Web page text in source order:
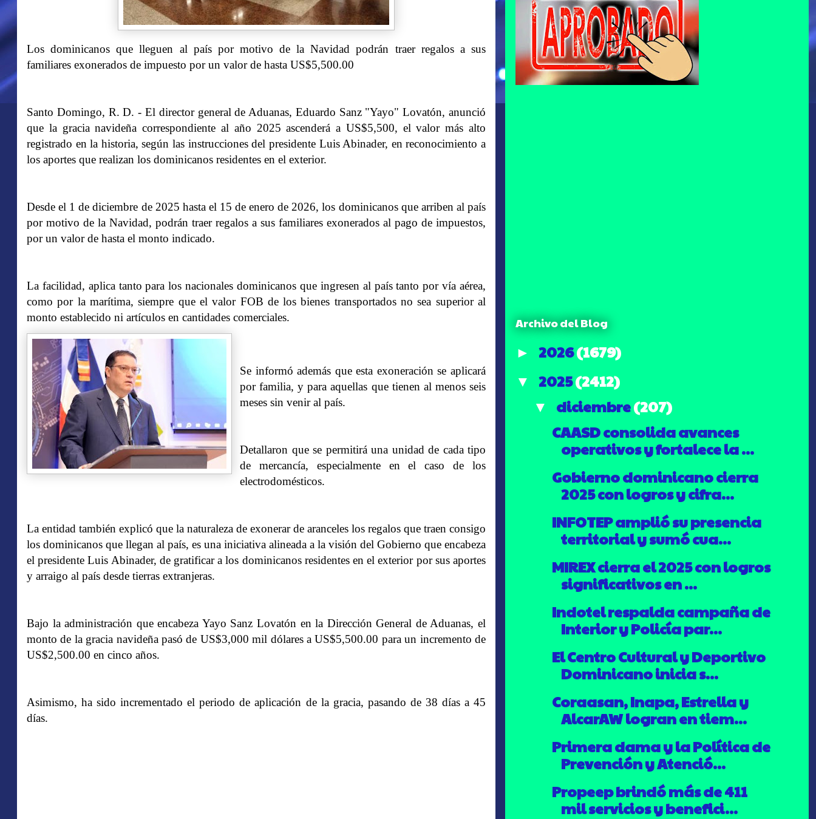
Los dominicanos que lleguen al país por motivo de la Navidad podrán traer regalos a sus
familiares exonerados de impuesto por un valor de hasta US$5,500.00
Santo Domingo, R. D. - El director general de Aduanas, Eduardo Sanz "Yayo" Lovatón, anunció
que la gracia navideña correspondiente al año 2025 ascenderá a US$5,500, el valor más alto
registrado en la historia, según las instrucciones del presidente Luis Abinader, en reconocimiento a
los aportes que realizan los dominicanos residentes en el exterior.
Desde el 1 de diciembre de 2025 hasta el 15 de enero de 2026, los dominicanos que arriben al país
por motivo de la Navidad, podrán traer regalos a sus familiares exonerados al pago de impuestos,
por un valor de hasta el monto indicado.
La facilidad, aplica tanto para los nacionales dominicanos que ingresen al país tanto por vía aérea,
como por la marítima, siempre que el valor FOB de los bienes transportados no sea superior al
monto establecido ni artículos en cantidades comerciales.
Se informó además que esta exoneración se aplicará
por familia, y para aquellas que tienen al menos seis
meses sin venir al país.
Detallaron que se permitirá una unidad de cada tipo
de mercancía, especialmente en el caso de los
electrodomésticos.
La entidad también explicó que la naturaleza de exonerar de aranceles los regalos que traen consigo
los dominicanos que llegan al país, es una iniciativa alineada a la visión del Gobierno que encabeza
el presidente Luis Abinader, de gratificar a los dominicanos residentes en el exterior por sus aportes
y arraigo al país desde tierras extranjeras.
Bajo la administración que encabeza Yayo Sanz Lovatón en la Dirección General de Aduanas, el
monto de la gracia navideña pasó de US$3,000 mil dólares a US$5,500.00 para un incremento de
US$2,500.00 en cinco años.
Asimismo, ha sido incrementado el periodo de aplicación de la gracia, pasando de 38 días a 45
días.
Archivo del Blog
► 2026(1679)
▼ 2025(2412)
▼ diciembre(207)
CAASD consolida avances
operativos y fortalece la ...
Gobierno dominicano cierra
2025 con logros y cifra...
INFOTEP amplió su presencia
territorial y sumó cua...
MIREX cierra el 2025 con logros
significativos en ...
Indotel respalda campaña de
Interior y Policía par...
El Centro Cultural y Deportivo
Dominicano inicia s...
Coraasan, Inapa, Estrella y
AlcarAW logran en tiem...
Primera dama y la Política de
Prevención y Atenció...
Propeep brindó más de 411
mil servicios y benefici...